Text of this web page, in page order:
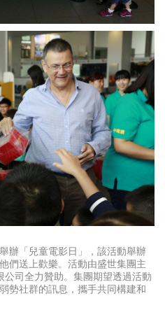
辦「兒童電影日」，該活動舉辦
們送上歡樂。活動由盛世集團主
司全力贊助。集團期望透過活動
勢社群的訊息，攜手共同構建和